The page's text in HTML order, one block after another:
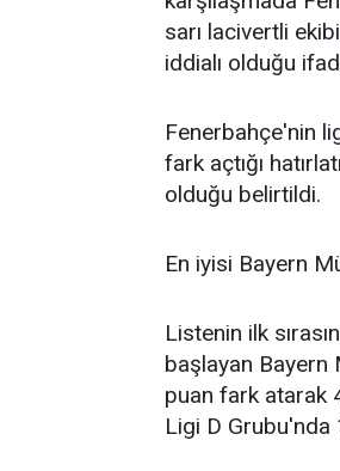
sarı lacivertli
iddialı olduğu
Fenerbahçe'nin
fark açtığı
olduğu belirtildi.
En iyisi Bayern
Listenin ilk
başlayan Bayern
puan fark atarak
Ligi D Grubu'nda